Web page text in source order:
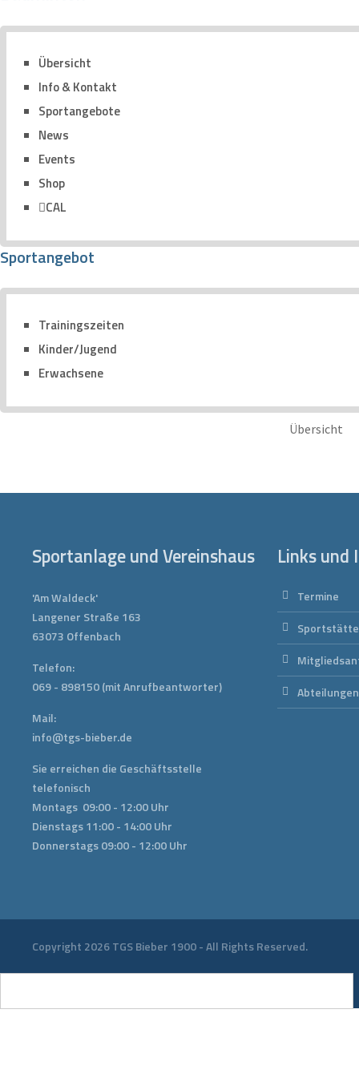
Übersicht
Info & Kontakt
Sportangebote
News
Events
Shop
CAL
Sportangebot
Trainingszeiten
Kinder/Jugend
Erwachsene
Übersicht
Sportanlage und Vereinshaus
'Am Waldeck'
Langener Straße 163
63073 Offenbach
Telefon:
069 - 898150(mit Anrufbeantworter)
Mail:
info@tgs-bieber.de
Sie erreichen die Geschäftsstelle
telefonisch
Montags 09:00 - 12:00 Uhr
Dienstags 11:00 - 14:00 Uhr
Donnerstags 09:00 - 12:00 Uhr
Links und
Termine
Abteilungen
Copyright 2026 TGS Bieber 1900 - All Rights Reserved.